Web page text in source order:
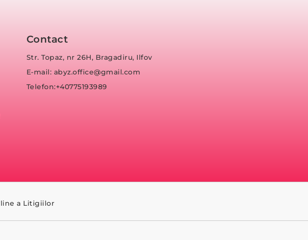
Contact
Str. Topaz, nr 26H, Bragadiru, Ilfov
E-mail: abyz.office@gmail.com
Telefon:+40775193989